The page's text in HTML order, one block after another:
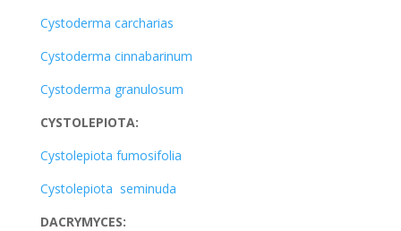
Cystoderma carcharias
Cystoderma cinnabarinum
Cystoderma granulosum
CYSTOLEPIOTA:
Cystolepiota fumosifolia
Cystolepiota seminuda
DACRYMYCES: